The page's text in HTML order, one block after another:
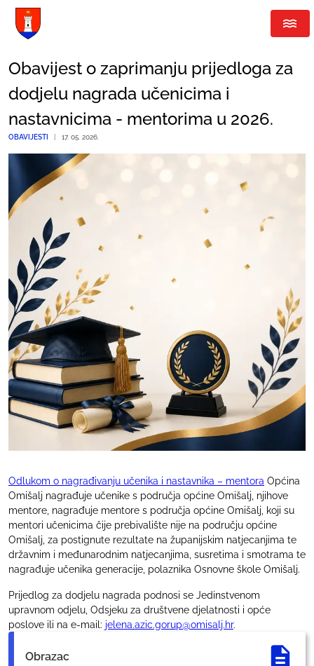
Obavijest o zaprimanju prijedloga za
dodjelu nagrada učenicima i
nastavnicima - mentorima u 2026.
OBAVIJESTI | 17. 05. 2026.
Odlukom o nagrađivanju učenika i nastavnika – mentora Općina
Omišalj nagrađuje učenike s područja općine Omišalj, njihove
mentore, nagrađuje mentore s područja općine Omišalj, koji su
mentori učenicima čije prebivalište nije na području općine
Omišalj, za postignute rezultate na županijskim natjecanjima te
državnim i međunarodnim natjecanjima, susretima i smotrama te
nagrađuje učenika generacije, polaznika Osnovne škole Omišalj.
Prijedlog za dodjelu nagrada podnosi se Jedinstvenom
upravnom odjelu, Odsjeku za društvene djelatnosti i opće
poslove ili na e-mail: jelena.azic.gorup@omisalj.hr.
Obrazac